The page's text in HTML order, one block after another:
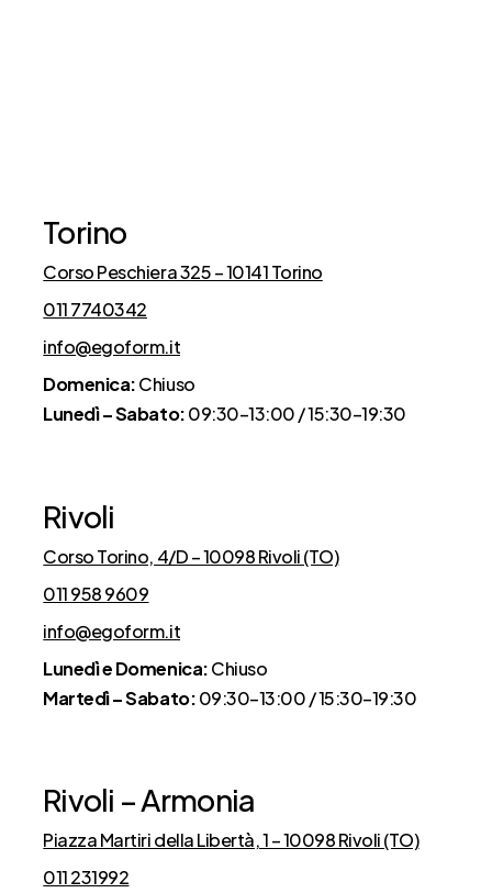
Torino
Corso Peschiera 325 – 10141 Torino
011 7740342
info@egoform.it
Domenica:Chiuso
Lunedì – Sabato:09:30–13:00 / 15:30–19:30
Rivoli
Corso Torino, 4/D – 10098 Rivoli (TO)
011 958 9609
info@egoform.it
Lunedì e Domenica:Chiuso
Martedì – Sabato:09:30–13:00 / 15:30–19:30
Rivoli – Armonia
Piazza Martiri della Libertà, 1 – 10098 Rivoli (TO)
011 231992